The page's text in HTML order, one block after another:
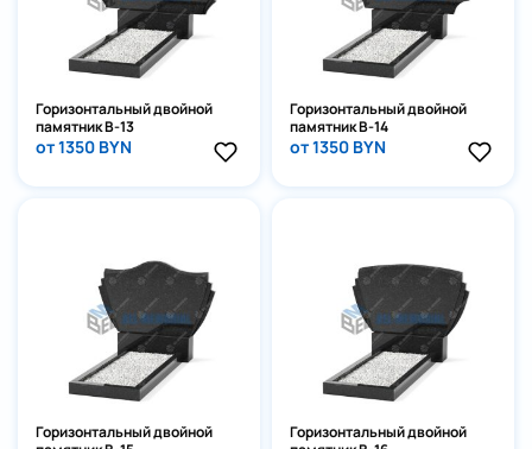
Горизонтальный двойной
памятник В-13
от 1350 BYN
Горизонтальный двойной
памятник В-14
от 1350 BYN
Горизонтальный двойной
Горизонтальный двойной